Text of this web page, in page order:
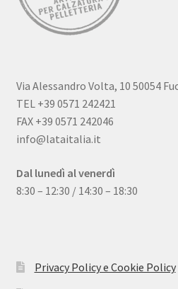
Via Alessandro Volta, 10 50054
TEL +39 0571 242421
FAX +39 0571 242046
info@lataitalia.it
Dal lunedì al venerdì
8:30 – 12:30 / 14:30 – 18:30
enable it to ensure absolute
standards forFake Rolexwatches.
Chronographen-Zifferblatt mit
Privacy Policy e Cookie Policy